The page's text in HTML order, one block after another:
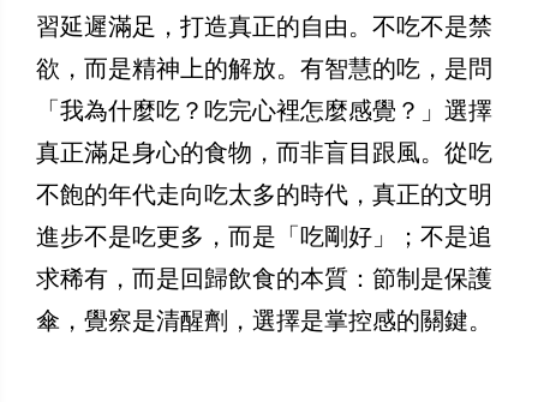
習延遲滿足，打造真正的自由。不吃不是禁
欲，而是精神上的解放。有智慧的吃，是問
「我為什麼吃？吃完心裡怎麼感覺？」選擇
真正滿足身心的食物，而非盲目跟風。從吃
不飽的年代走向吃太多的時代，真正的文明
進步不是吃更多，而是「吃剛好」；不是追
求稀有，而是回歸飲食的本質：節制是保護
傘，覺察是清醒劑，選擇是掌控感的關鍵。